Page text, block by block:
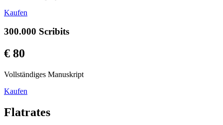
Kaufen
300.000 Scribits
€ 80
Vollständiges Manuskript
Kaufen
Flatrates